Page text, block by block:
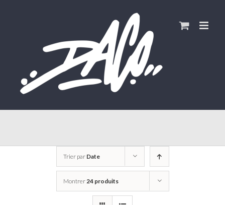
Trier par Date
Montrer24 produits